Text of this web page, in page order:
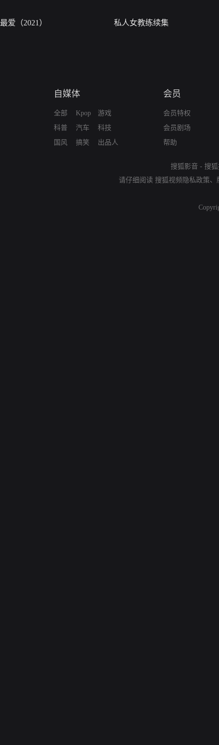
最爱（2021） 私人女教练续集
自媒体
全部
科普
国风
Kpop
汽车
搞笑
游戏
科技
出品人
会员
会员特权
会员剧场
帮助
搜狐影音 - 搜
请仔细阅读 搜狐视频隐私政策、